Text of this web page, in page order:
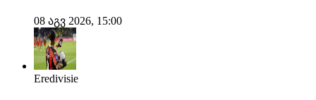
08 აგვ 2026, 15:00
Eredivisie